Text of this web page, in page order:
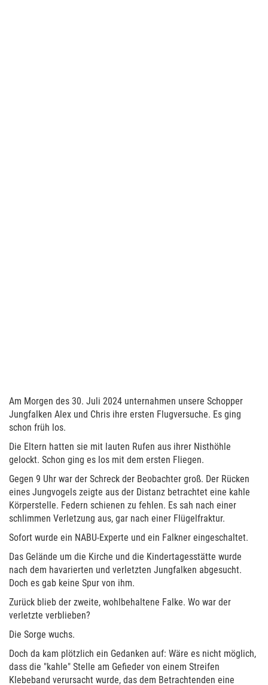
Am Morgen des 30. Juli 2024 unternahmen unsere Schopper
Jungfalken Alex und Chris ihre ersten Flugversuche. Es ging
schon früh los.
Die Eltern hatten sie mit lauten Rufen aus ihrer Nisthöhle
gelockt. Schon ging es los mit dem ersten Fliegen.
Gegen 9 Uhr war der Schreck der Beobachter groß. Der Rücken
eines Jungvogels zeigte aus der Distanz betrachtet eine kahle
Körperstelle. Federn schienen zu fehlen. Es sah nach einer
schlimmen Verletzung aus, gar nach einer Flügelfraktur.
Sofort wurde ein NABU-Experte und ein Falkner eingeschaltet.
Das Gelände um die Kirche und die Kindertagesstätte wurde
nach dem havarierten und verletzten Jungfalken abgesucht.
Doch es gab keine Spur von ihm.
Zurück blieb der zweite, wohlbehaltene Falke. Wo war der
verletzte verblieben?
Die Sorge wuchs.
Doch da kam plötzlich ein Gedanken auf: Wäre es nicht möglich,
dass die "kahle" Stelle am Gefieder von einem Streifen
Klebeband verursacht wurde, das dem Betrachtenden eine